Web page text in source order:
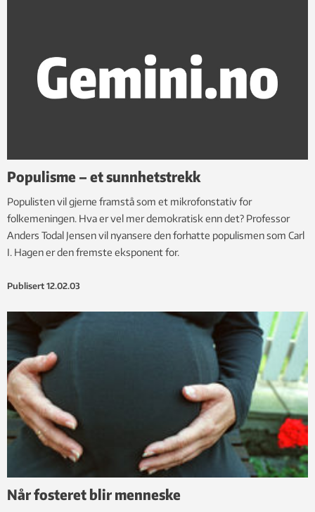
Populisme – et sunnhetstrekk
Populisten vil gjerne framstå som et mikrofonstativ for
folkemeningen. Hva er vel mer demokratisk enn det? Professor
Anders Todal Jensen vil nyansere den forhatte populismen som Carl
I. Hagen er den fremste eksponent for.
Publisert 12.02.03
Når fosteret blir menneske